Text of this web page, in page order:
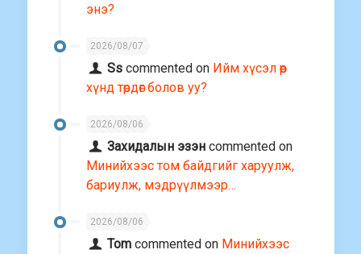
энэ?
2026/08/07
Ss commented on Ийм хүсэл өөр
хүнд төрдөг болов уу?
2026/08/06
Захидалын эзэн commented on
Минийхээс том байдгийг харуулж,
бариулж, мэдрүүлмээр…
2026/08/06
Tom commented on Минийхээс